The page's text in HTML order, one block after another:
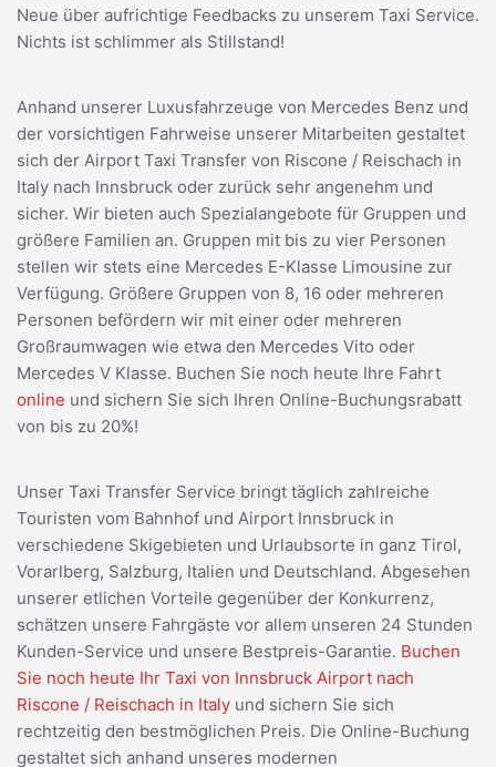
Neue über aufrichtige Feedbacks zu unserem Taxi Service.
Nichts ist schlimmer als Stillstand!
Anhand unserer Luxusfahrzeuge von Mercedes Benz und
der vorsichtigen Fahrweise unserer Mitarbeiten gestaltet
sich der Airport Taxi Transfer von Riscone / Reischach in
Italy nach Innsbruck oder zurück sehr angenehm und
sicher. Wir bieten auch Spezialangebote für Gruppen und
größere Familien an. Gruppen mit bis zu vier Personen
stellen wir stets eine Mercedes E-Klasse Limousine zur
Verfügung. Größere Gruppen von 8, 16 oder mehreren
Personen befördern wir mit einer oder mehreren
Großraumwagen wie etwa den Mercedes Vito oder
Mercedes V Klasse. Buchen Sie noch heute Ihre Fahrt
online und sichern Sie sich Ihren Online-Buchungsrabatt
von bis zu 20%!
Unser Taxi Transfer Service bringt täglich zahlreiche
Touristen vom Bahnhof und Airport Innsbruck in
verschiedene Skigebieten und Urlaubsorte in ganz Tirol,
Vorarlberg, Salzburg, Italien und Deutschland. Abgesehen
unserer etlichen Vorteile gegenüber der Konkurrenz,
schätzen unsere Fahrgäste vor allem unseren 24 Stunden
Kunden-Service und unsere Bestpreis-Garantie. Buchen
Sie noch heute Ihr Taxi von Innsbruck Airport nach
Riscone / Reischach in Italy und sichern Sie sich
rechtzeitig den bestmöglichen Preis. Die Online-Buchung
gestaltet sich anhand unseres modernen